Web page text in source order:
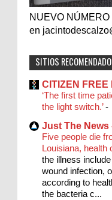
NUEVO
en
SITIOS
CITIZEN FREE
‘The first time
the light switch.’-
Just The News
Five people die
Louisiana, health
the illness
wound infection,
according to
the bacteria c...